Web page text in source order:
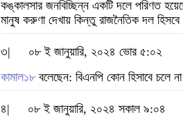
কঙ্কালসার জনবিচ্ছিন্ন একটি দলে পরিণত
মানুষ করুণা দেখায় কিন্তু রাজনৈতিক দল হিসবে
৩|
০৮ ই জানুয়ারি, ২০২৪ ভোর ৫:০২
কামাল১৮বলেছেন: বিএনপি কোন হিসাবে চলে
৪|
০৮ ই জানুয়ারি, ২০২৪ সকাল ৯:০৪